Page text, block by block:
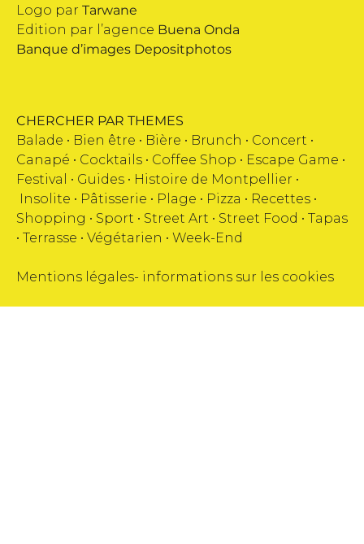
Logo par Tarwane
Edition par l’agence Buena Onda
Banque d’images Depositphotos
CHERCHER PAR THEMES
Balade • Bien être • Bière • Brunch • Concert •
Canapé • Cocktails • Coffee Shop • Escape Game •
Festival
• Guides • Histoire de Montpellier •
Insolite • Pâtisserie • Plage • Pizza • Recettes •
Shopping • Sport • Street Art • Street Food • Tapas
• Terrasse • Végétarien • Week-End
Mentions légales- informations sur les cookies